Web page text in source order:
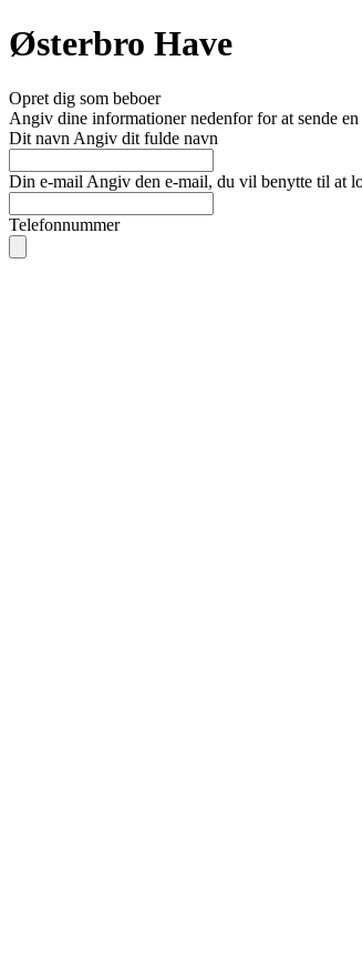
Østerbro Have
Opret dig som beboer
Angiv dine informationer nedenfor for at sende
Dit navn Angiv dit fulde navn
Din e-mail Angiv den e-mail, du vil benytte til at
Telefonnummer